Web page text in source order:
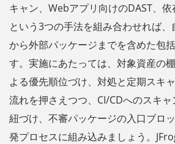
キャン、Webアプリ向けのDAST、
という3つの手法を組み合わせれば
から外部パッケージまでを含めた包
す。実施にあたっては、対象資産の
よる優先順位づけ、対処と定期スキ
流れを押さえつつ、CI/CDへのスキ
紐づけ、不審パッケージの入口ブロ
発プロセスに組み込みましょう。